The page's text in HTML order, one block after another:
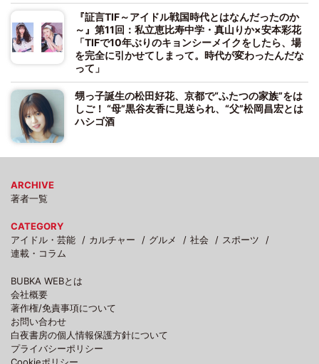
『証言TIF～アイドル戦国時代とはなんだったのか
～』第11回：私立恵比寿中学・真山りか×安本彩花
「TIFで10年ぶりのキョンシーメイクをしたら、場
を完全に引かせてしまって。時代が変わったんだな
って」
甥っ子誕生の松田好花、京都で“ふたつの家族”をは
しご！ “母”黒谷友香に見送られ、“父”松岡昌宏とは
ハシゴ酒
ARCHIVE
著者一覧
CATEGORY
アイドル・芸能
カルチャー グルメ 社会
スポーツ
連載・コラム
BUBKA WEBとは
会社概要
著作権/免責事項について
お問い合わせ
白夜書房の個人情報保護方針について
プライバシーポリシー